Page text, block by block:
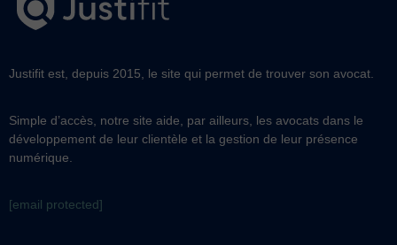
Justifit est, depuis 2015, le site qui permet de trouver son avocat.
Simple d’accès, notre site aide, par ailleurs, les avocats dans le
développement de leur clientèle et la gestion de leur présence
numérique.
[email protected]